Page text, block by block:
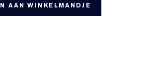
AAN WINKELMANDJE